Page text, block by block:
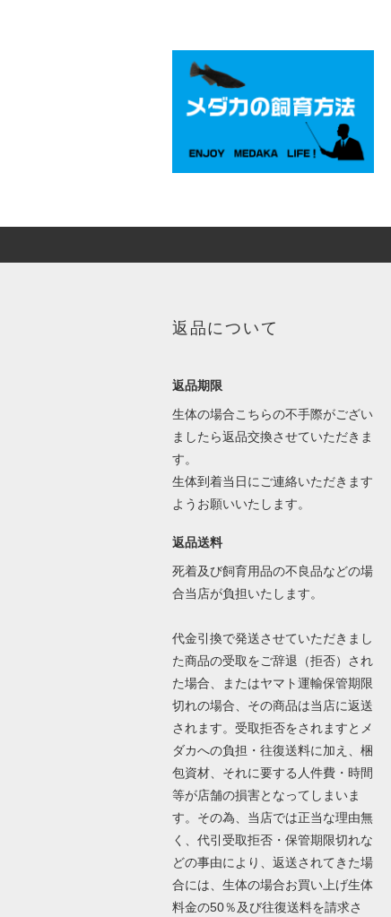
返品について
返品期限
生体の場合こちらの不手際がござい
ましたら返品交換させていただきま
す。
生体到着当日にご連絡いただきます
ようお願いいたします。
返品送料
死着及び飼育用品の不良品などの場
合当店が負担いたします。
代金引換で発送させていただきまし
た商品の受取をご辞退（拒否）され
た場合、またはヤマト運輸保管期限
切れの場合、その商品は当店に返送
されます。受取拒否をされますとメ
ダカへの負担・往復送料に加え、梱
包資材、それに要する人件費・時間
等が店舗の損害となってしまいま
す。その為、当店では正当な理由無
く、代引受取拒否・保管期限切れな
どの事由により、返送されてきた場
合には、生体の場合お買い上げ生体
料金の50％及び往復送料を請求さ